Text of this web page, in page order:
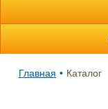
Главная • Каталог